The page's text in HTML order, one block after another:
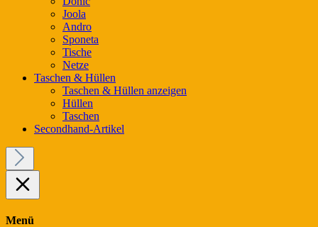
Joola
Andro
Sponeta
Tische
Netze
Taschen & Hüllen
Taschen & Hüllen anzeigen
Hüllen
Taschen
Secondhand-Artikel
Menü